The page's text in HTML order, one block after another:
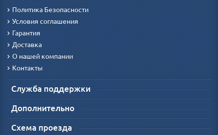
Политика Безопасности
Условия соглашения
Гарантия
Доставка
О нашей компании
Контакты
Служба поддержки
Дополнительно
Схема проезда